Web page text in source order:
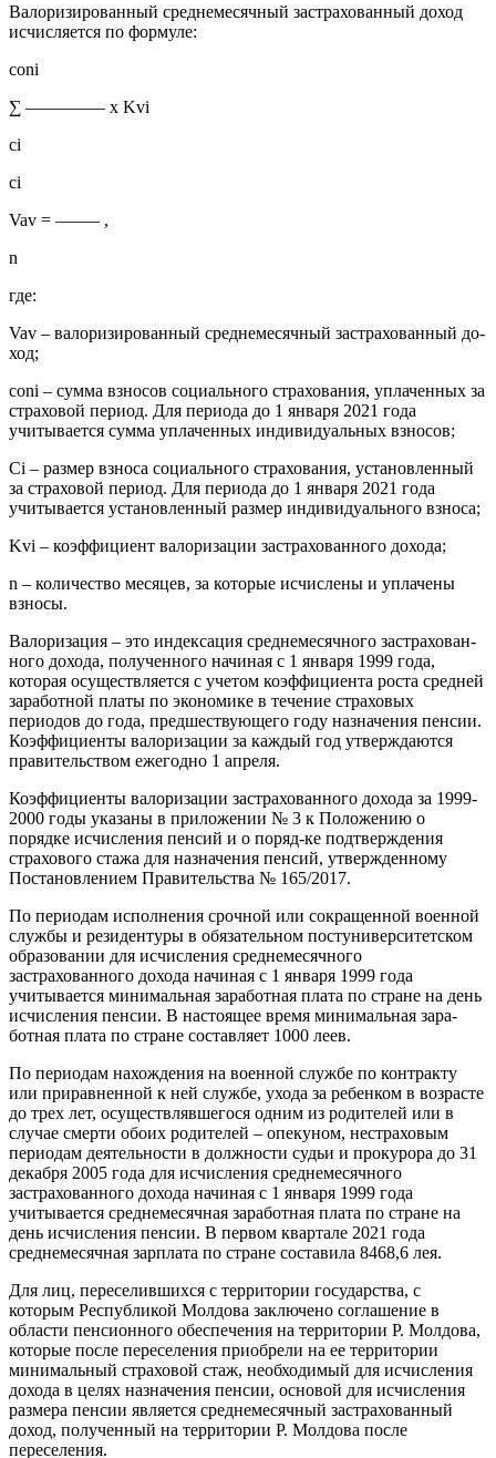
Валоризированный среднемесячный застрахованный доход
исчисляется по формуле:
coni
∑ ––––––––– x Kvi
ci
ci
Vav = ––––– ,
n
где:
Vav – валоризированный сред­немесячный застрахованный до-
ход;
coni – сумма взносов социаль­ного страхования, уплаченных за
страховой период. Для периода до 1 января 2021 года
учитывается сумма уплаченных индивидуаль­ных взносов;
Ci – размер взноса социаль­ного страхования, установленный
за страховой период. Для периода до 1 января 2021 года
учитывается установленный размер индивиду­ального взноса;
Kvi – коэффициент валориза­ции застрахованного дохода;
n – количество месяцев, за которые исчислены и уплачены
взносы.
Валоризация – это индексация среднемесячного застрахован­
ного дохода, полученного начи­ная с 1 января 1999 года,
которая осуществляется с учетом коэффи­циента роста средней
заработ­ной платы по экономике в тече­ние страховых
периодов до года, предшествующего году назначе­ния пенсии.
Коэффициенты вало­ризации за каждый год утверж­даются
правительством ежегодно 1 апреля.
Коэффициенты валоризации застрахованного дохода за 1999-
2000 годы указаны в приложе­нии № 3 к Положению о
порядке исчисления пенсий и о поряд-ке подтверждения
страхового стажа для назначения пенсий, утвержденному
Постановлением Правительства № 165/2017.
По периодам исполнения срочной или сокращенной воен­ной
службы и резидентуры в обя­зательном постуниверситетском
образовании для исчисления среднемесячного
застрахованного дохода начиная с 1 января 1999 года
учитывается минималь­ная заработная плата по стране на день
исчисления пенсии. В насто­ящее время минимальная зара­
ботная плата по стране составляет 1000 леев.
По периодам нахождения на военной службе по контракту
или приравненной к ней службе, ухода за ребенком в возрасте
до трех лет, осуществлявшегося одним из родителей или в
случае смерти обоих родителей – опекуном, нестраховым
периодам деятель­ности в должности судьи и про­курора до 31
декабря 2005 года для исчисления среднемесячного
застрахованного дохода начиная с 1 января 1999 года
учитывается среднемесячная заработная плата по стране на
день исчисления пенсии. В первом квартале 2021 года
среднемесячная зарплата по стране составила 8468,6 лея.
Для лиц, переселившихся с тер­ритории государства, с
которым Республикой Молдова заключено соглашение в
области пенсион­ного обеспечения на территории Р. Молдова,
которые после пере­селения приобрели на ее терри­тории
минимальный страховой стаж, необходимый для исчисления
дохода в целях назначе­ния пенсии, основой для исчисления
размера пенсии является среднемесячный застрахованный
доход, полученный на территории Р. Молдова после
переселения.